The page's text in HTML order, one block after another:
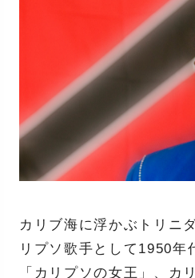
カリブ海に浮かぶトリニ
リプソ歌手として1950年
「カリプソの女王」、カ